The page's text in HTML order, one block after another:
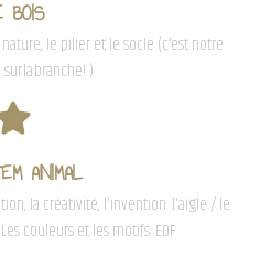
BOIS
le pilier et le socle (c’est notre
)
ANIMAL
la créativité, l'invention: l'aigle / le
couleurs et les motifs: EDF